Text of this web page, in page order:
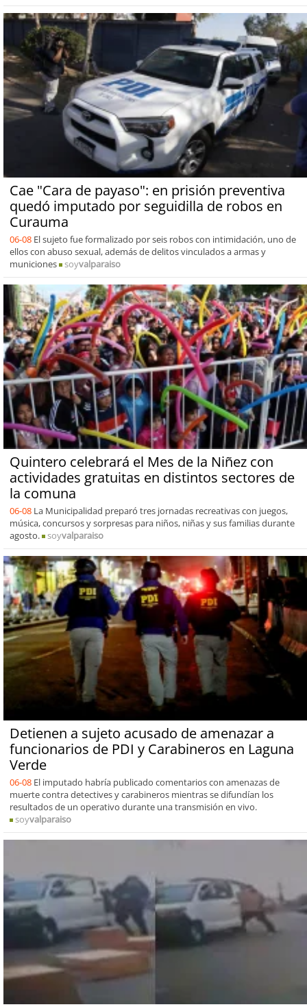
Cae "Cara de payaso": en prisión preventiva
quedó imputado por seguidilla de robos en
Curauma
06-08 El sujeto fue formalizado por seis robos con intimidación, uno de
ellos con abuso sexual, además de delitos vinculados a armas y
municiones
soyvalparaiso
Quintero celebrará el Mes de la Niñez con
actividades gratuitas en distintos sectores de
la comuna
06-08 La Municipalidad preparó tres jornadas recreativas con juegos,
música, concursos y sorpresas para niños, niñas y sus familias durante
agosto.
soyvalparaiso
Detienen a sujeto acusado de amenazar a
funcionarios de PDI y Carabineros en Laguna
Verde
06-08 El imputado habría publicado comentarios con amenazas de
muerte contra detectives y carabineros mientras se difundían los
resultados de un operativo durante una transmisión en vivo.
soyvalparaiso